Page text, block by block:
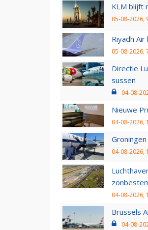
KLM blijft
05-08-2026,
Riyadh
05-08-2026,
Directie
sussen
04-08-
Nieuwe
04-08-2026,
04-08-2026,
04-08-2026,
Brussels
04-08-